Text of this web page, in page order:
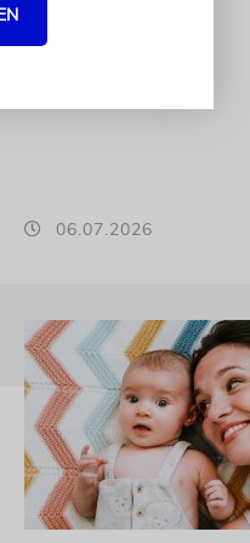
06.07.2026